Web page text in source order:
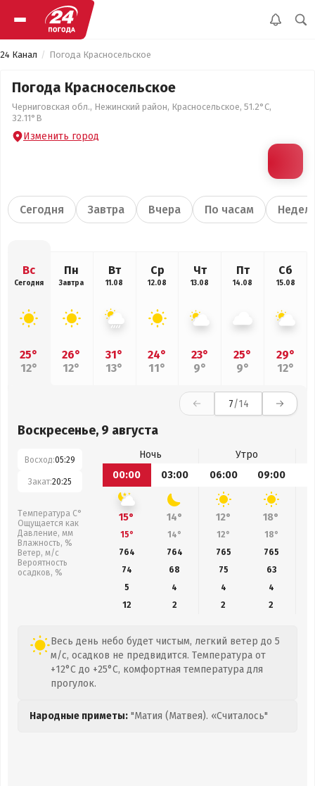
24 Канал Погода Красносельское
Погода Красносельское
Черниговская обл., Нежинский район, Красносельское, 51.2°С,
32.11°В
Изменить город
Сегодня Завтра Вчера По часам
Вс
Сегодня
25°
12°
Пн
Завтра
26°
12°
Вт
11.08
31°
13°
Ср
12.08
24°
11°
Чт
13.08
23°
9°
Пт
14.08
25°
9°
Сб
15.08
29°
12°
7/14
Воскресенье, 9 августа
Восход:05:29
Закат:20:25
Температура С°
Ощущается как
Давление, мм
Влажность, %
Ветер, м/с
Вероятность
осадков, %
Ночь
Утро
00:00
03:00 06:00 09:00
15° 14° 12° 18°
15° 14° 12° 18°
764
764 765 765
74
68 75 63
5
4 4
4
12
2 2 2
Весь день небо будет чистым, легкий ветер до 5
м/с, осадков не предвидится. Температура от
+12°C до +25°C, комфортная температура для
прогулок.
Народные приметы: "Матия (Матвея). «Считалось"